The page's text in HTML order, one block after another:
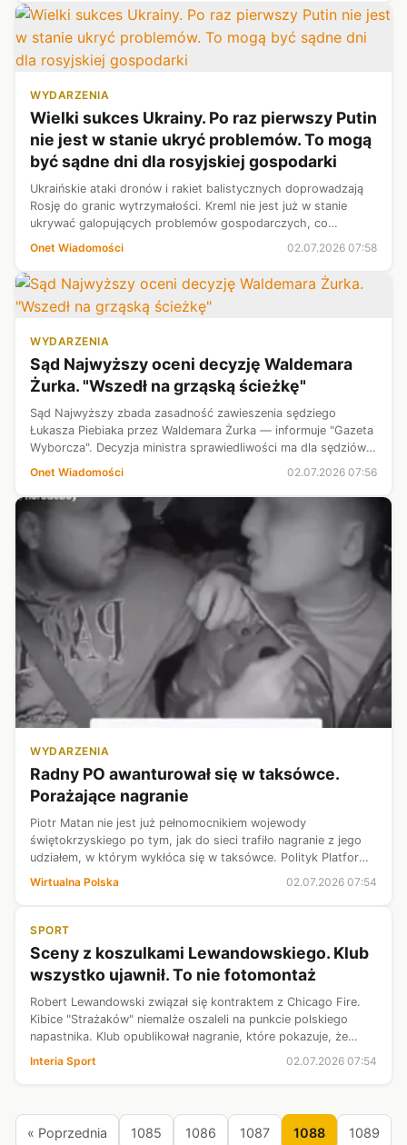
WYDARZENIA
Wielki sukces Ukrainy. Po raz pierwszy Putin
nie jest w stanie ukryć problemów. To mogą
być sądne dni dla rosyjskiej gospodarki
Ukraińskie ataki dronów i rakiet balistycznych doprowadzają
Rosję do granic wytrzymałości. Kreml nie jest już w stanie
ukrywać galopujących problemów gospodarczych, co
prowadzi do frustracji i sporów — nawet w najbliższym
Onet Wiadomości 02.07.2026 07:58
WYDARZENIA
Sąd Najwyższy oceni decyzję Waldemara
Żurka. "Wszedł na grząską ścieżkę"
Sąd Najwyższy zbada zasadność zawieszenia sędziego
Łukasza Piebiaka przez Waldemara Żurka — informuje "Gazeta
Wyborcza". Decyzja ministra sprawiedliwości ma dla sędziów
precedensowe znaczenie.
Onet Wiadomości 02.07.2026 07:56
WYDARZENIA
Radny PO awanturował się w taksówce.
Porażające nagranie
Piotr Matan nie jest już pełnomocnikiem wojewody
świętokrzyskiego po tym, jak do sieci trafiło nagranie z jego
udziałem, w którym wykłóca się w taksówce. Polityk Platformy
Obywatelskiej groził odebraniem kierowcy licencji, powołując
Wirtualna Polska 02.07.2026 07:54
SPORT
Sceny z koszulkami Lewandowskiego. Klub
wszystko ujawnił. To nie fotomontaż
Robert Lewandowski związał się kontraktem z Chicago Fire.
Kibice "Strażaków" niemalże oszaleli na punkcie polskiego
napastnika. Klub opublikował nagranie, które pokazuje, że
miejscowi fani są wniebowzięci po tym transferze, a minęło
raptem kilka dni ...
Interia Sport 02.07.2026 07:54
« Poprzednia 1085 1086 1087 1088 1089